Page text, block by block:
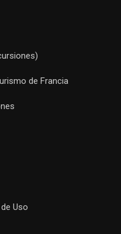
de Francia
Uso